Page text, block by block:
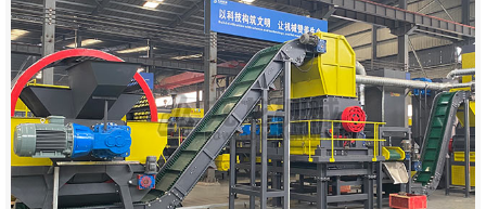
场
方
案
动
态
联
系
郑